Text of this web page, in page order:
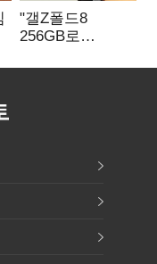
"갤Z폴드8
256GB로
추가"